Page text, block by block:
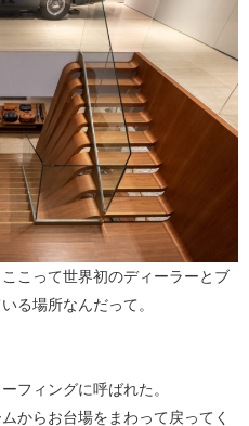
こって世界初のディーラーとブ
る場所なんだって。
フィングに呼ばれた。
からお台場をまわって戻ってく